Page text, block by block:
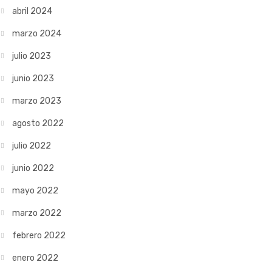
abril 2024
marzo 2024
julio 2023
junio 2023
marzo 2023
agosto 2022
julio 2022
junio 2022
mayo 2022
marzo 2022
febrero 2022
enero 2022